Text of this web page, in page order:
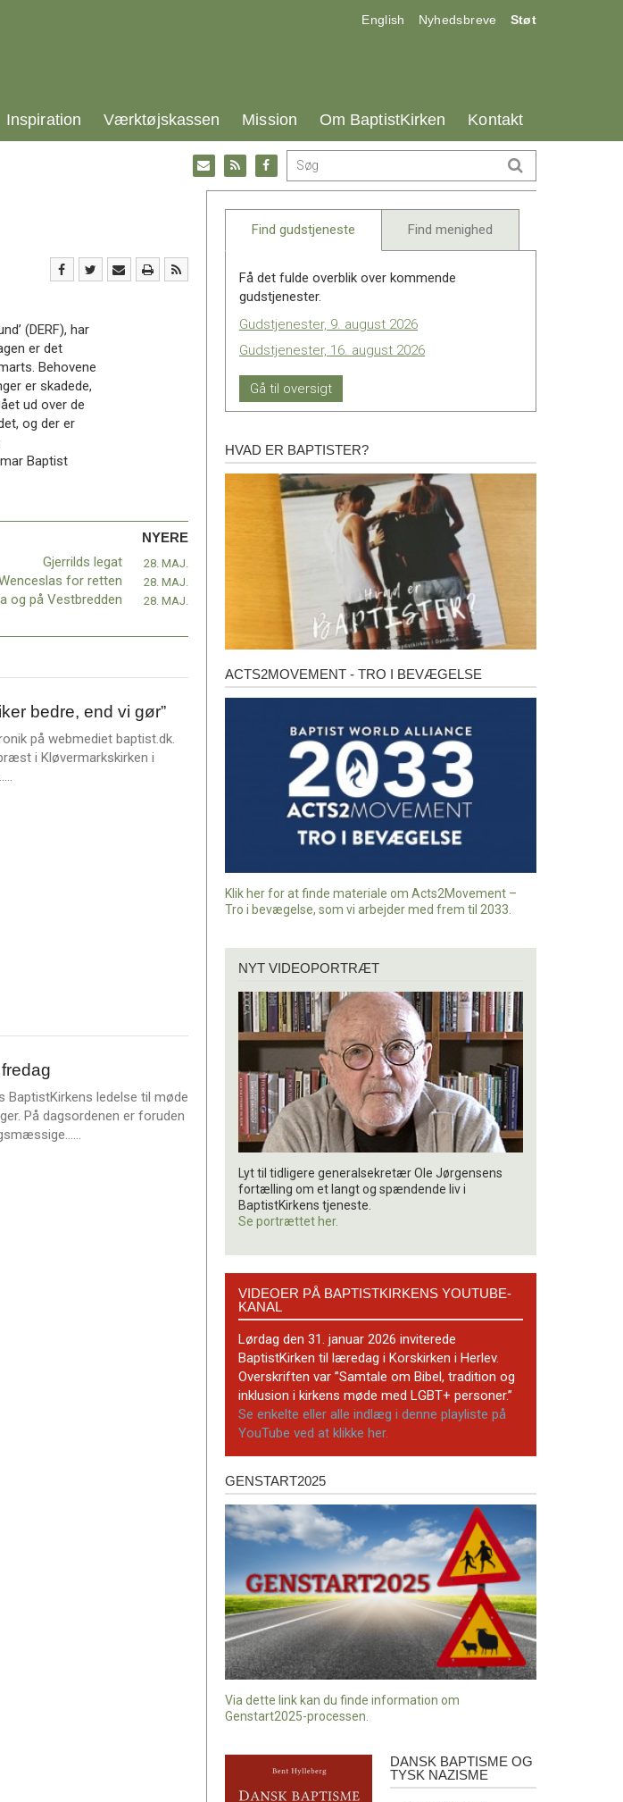
17.0:
English 18.0:
Nyhedsbreve 19.0:
Støt
23.0:
Inspiration 24.0:
Værktøjskassen 25.0:
Mission 26.0:
Om BaptistKirken 27.0:
Kontakt
Gå
til:
Facebook
Gå
til:
RSS
feed
Gå
til:
Email
(DERF), har
er det
Behovene
er skadede,
ud over de
og der er
Baptist
NYERE
Gjerrilds legat 28. MAJ.
for retten 28. MAJ.
og på Vestbredden 28. MAJ.
bedre, end vi gør”
på webmediet baptist.dk.
i Kløvermarkskirken i
BaptistKirkens ledelse til møde
På dagsordenen er foruden
Find gudstjeneste Find menighed
Få det fulde overblik over kommende
gudstjenester.
Gudstjenester, 9. august 2026
Gudstjenester, 16. august 2026
Gå til oversigt
Hvad
er
baptister?
HVAD ER BAPTISTER?
Acts2Movement
ACTS2MOVEMENT - TRO I BEVÆGELSE
Klik her for at finde materiale om Acts2Movement –
Tro i bevægelse, som vi arbejder med frem til 2033.
videoportræt
NYT VIDEOPORTRÆT
Lyt til tidligere generalsekretær Ole Jørgensens
fortælling om et langt og spændende liv i
BaptistKirkens tjeneste.
Se portrættet her.
BaptistKirkens
YouTube-
kanal
VIDEOER PÅ BAPTISTKIRKENS YOUTUBE-
KANAL
Lørdag den 31. januar 2026 inviterede
BaptistKirken til læredag i Korskirken i Herlev.
Overskriften var ”Samtale om Bibel, tradition og
inklusion i kirkens møde med LGBT+ personer.”
Se enkelte eller alle indlæg i denne playliste på
YouTube ved at klikke her.
Genstart2025
GENSTART2025
Via dette link kan du finde information om
Genstart2025-processen.
DANSK BAPTISME OG
TYSK NAZISME